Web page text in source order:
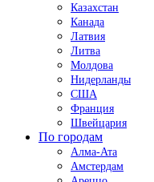
Казахстан
Канада
Латвия
Литва
Молдова
Нидерланды
США
Франция
Швейцария
По городам
Алма-Ата
Амстердам